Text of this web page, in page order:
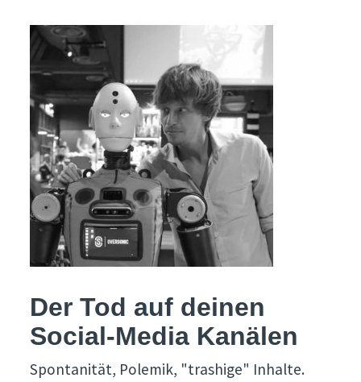
Der Tod auf deinen
Social-Media Kanälen
Spontanität, Polemik, "trashige" Inhalte.